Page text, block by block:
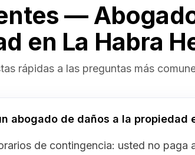
—
en La Habra
rápidas a las preguntas más
abogado de daños a la propiedad
de contingencia: usted no paga